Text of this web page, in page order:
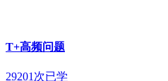
T+高频问题
29201次已学